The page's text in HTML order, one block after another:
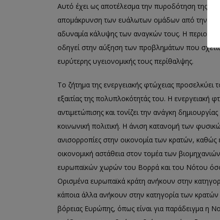
Αυτό έχει ως αποτέλεσμα την πυροδότηση της
απομάκρυνση των ευάλωτων ομάδων από την
αδυναμία κάλυψης των αναγκών τους. Η
οδηγεί στην αύξηση των προβλημάτων που
ευρύτερης υγειονομικής τους περίθαλψης.
Το ζήτημα της ενεργειακής φτώχειας
εξαιτίας της πολυπλοκότητάς του. Η ενεργειακή
αντιμετώπισης και τονίζει την ανάγκη
κοινωνική πολιτική. Η άνιση κατανομή των
ανισορροπίες στην οικονομία των κρατών, καθώς
οικονομική αστάθεια στον τομέα των
ευρωπαϊκών χωρών του Βορρά και του Νότου
Ορισμένα ευρωπαϊκά κράτη ανήκουν στην
κάποια άλλα ανήκουν στην κατηγορία των
βόρειας Ευρώπης, όπως είναι για παράδειγμα η